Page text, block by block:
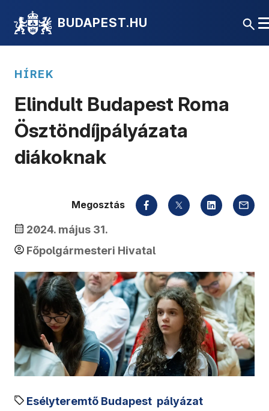
BUDAPEST.HU
HÍREK
Elindult Budapest Roma
Ösztöndíjpályázata
diákoknak
2024. május 31.
Főpolgármesteri Hivatal
Esélyteremtő Budapest pályázat
Megosztás